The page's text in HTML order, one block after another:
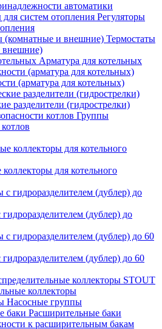
автоматики
Регуляторы
Термостаты
внешние)
Арматура для котельных
(арматура для котельных)
разделители (гидрострелки)
Группы
для котельного
(дублер) до
(дублер) до 60
STOUT
коллекторы
Насосные группы
Расширительные баки